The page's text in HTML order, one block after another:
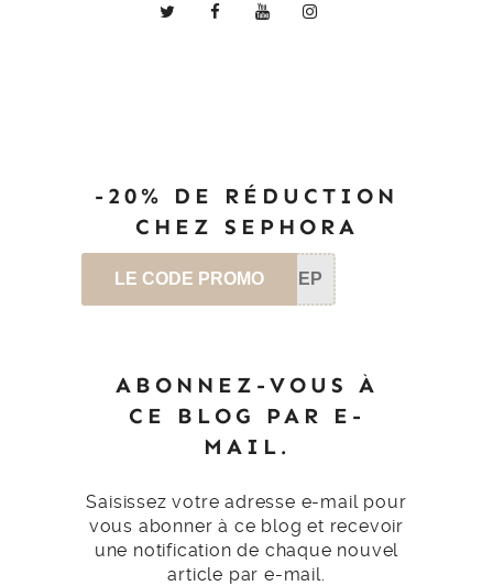
-20% DE RÉDUCTION
CHEZ SEPHORA
LE CODE PROMO SEP
ABONNEZ-VOUS À
CE BLOG PAR E-
MAIL.
Saisissez votre adresse e-mail pour
vous abonner à ce blog et recevoir
une notification de chaque nouvel
article par e-mail.